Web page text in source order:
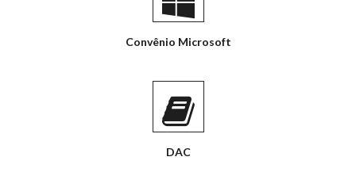
Convênio Microsoft
DAC